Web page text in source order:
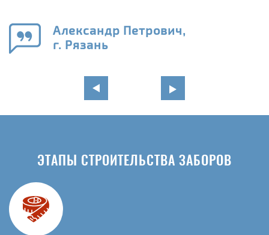
Александр Петрович,
г. Рязань
ЭТАПЫ СТРОИТЕЛЬСТВА ЗАБОРОВ